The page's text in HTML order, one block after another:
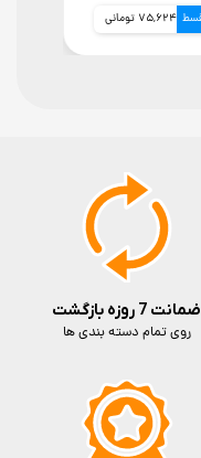
75,624 تومانی
ضمانت 7 روزه بازگشت
روی تمام دسته بندی ها